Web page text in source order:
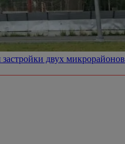
двух микрорайонов